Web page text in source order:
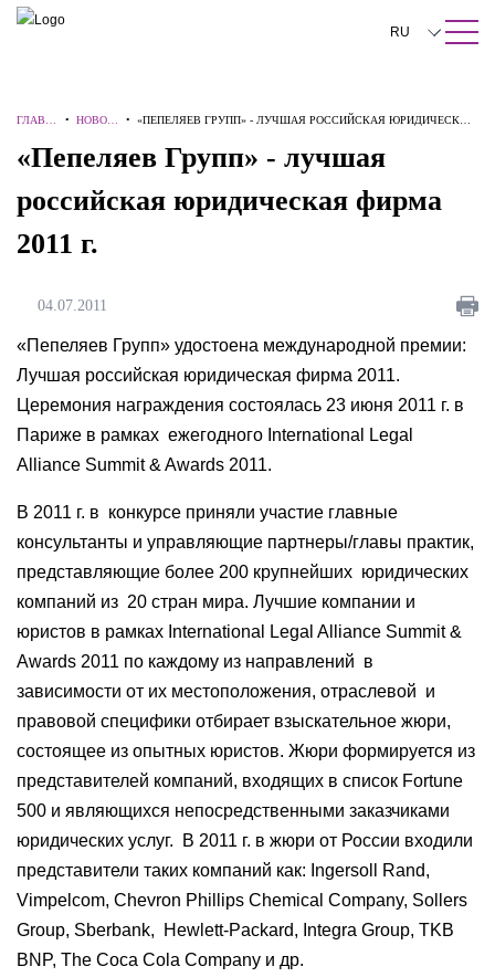
ПОИСК ПО САЙТУ Закрыть
RU
中文
Deutsch
Español
Français
ГЛАВН
•НОВОС
•«ПЕПЕЛЯЕВ ГРУПП» - ЛУЧШАЯ РОССИЙСКАЯ ЮРИДИЧЕСКАЯ
«Пепеляев Групп» - лучшая
российская юридическая фирма
2011 г.
04.07.2011
«Пепеляев Групп» удостоена международной премии:
Лучшая российская юридическая фирма 2011.
Церемония награждения состоялась 23 июня 2011 г. в
Париже в рамках ежегодного International Legal
Alliance Summit & Awards 2011.
В 2011 г. в конкурсе приняли участие главные
консультанты и управляющие партнеры/главы практик,
представляющие более 200 крупнейших юридических
компаний из 20 стран мира. Лучшие компании и
юристов в рамках International Legal Alliance Summit &
Awards 2011 по каждому из направлений в
зависимости от их местоположения, отраслевой и
правовой специфики отбирает взыскательное жюри,
состоящее из опытных юристов. Жюри формируется из
представителей компаний, входящих в список Fortune
500 и являющихся непосредственными заказчиками
юридических услуг. В 2011 г. в жюри от России входили
представители таких компаний как: Ingersoll Rand,
Vimpelcom, Chevron Phillips Chemical Company, Sollers
Group, Sberbank, Hewlett-Packard, Integra Group, TKB
BNP, The Coca Cola Company и др.